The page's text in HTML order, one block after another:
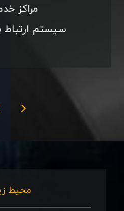
مراکز
سیستم ارتباط
محیط